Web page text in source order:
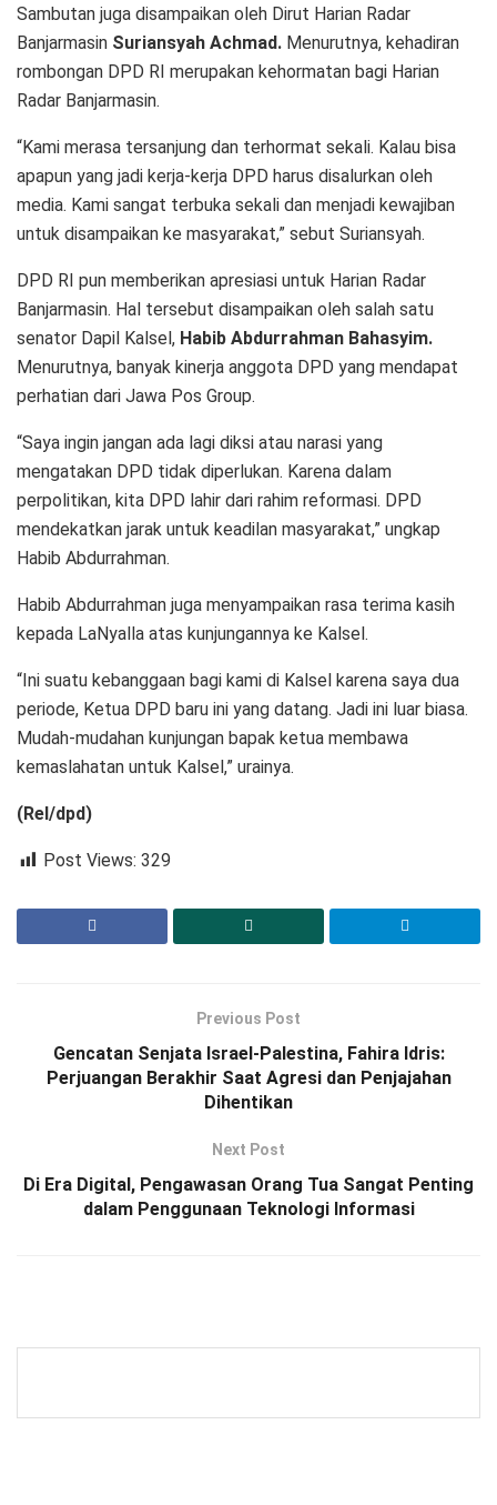
Sambutan juga disampaikan oleh Dirut Harian Radar
Banjarmasin Suriansyah Achmad. Menurutnya, kehadiran
rombongan DPD RI merupakan kehormatan bagi Harian
Radar Banjarmasin.
“Kami merasa tersanjung dan terhormat sekali. Kalau bisa
apapun yang jadi kerja-kerja DPD harus disalurkan oleh
media. Kami sangat terbuka sekali dan menjadi kewajiban
untuk disampaikan ke masyarakat,” sebut Suriansyah.
DPD RI pun memberikan apresiasi untuk Harian Radar
Banjarmasin. Hal tersebut disampaikan oleh salah satu
senator Dapil Kalsel, Habib Abdurrahman Bahasyim.
Menurutnya, banyak kinerja anggota DPD yang mendapat
perhatian dari Jawa Pos Group.
“Saya ingin jangan ada lagi diksi atau narasi yang
mengatakan DPD tidak diperlukan. Karena dalam
perpolitikan, kita DPD lahir dari rahim reformasi. DPD
mendekatkan jarak untuk keadilan masyarakat,” ungkap
Habib Abdurrahman.
Habib Abdurrahman juga menyampaikan rasa terima kasih
kepada LaNyalla atas kunjungannya ke Kalsel.
“Ini suatu kebanggaan bagi kami di Kalsel karena saya dua
periode, Ketua DPD baru ini yang datang. Jadi ini luar biasa.
Mudah-mudahan kunjungan bapak ketua membawa
kemaslahatan untuk Kalsel,” urainya.
(Rel/dpd)
Post Views: 329
Previous Post
Gencatan Senjata Israel-Palestina, Fahira Idris:
Perjuangan Berakhir Saat Agresi dan Penjajahan
Dihentikan
Next Post
Di Era Digital, Pengawasan Orang Tua Sangat Penting
dalam Penggunaan Teknologi Informasi